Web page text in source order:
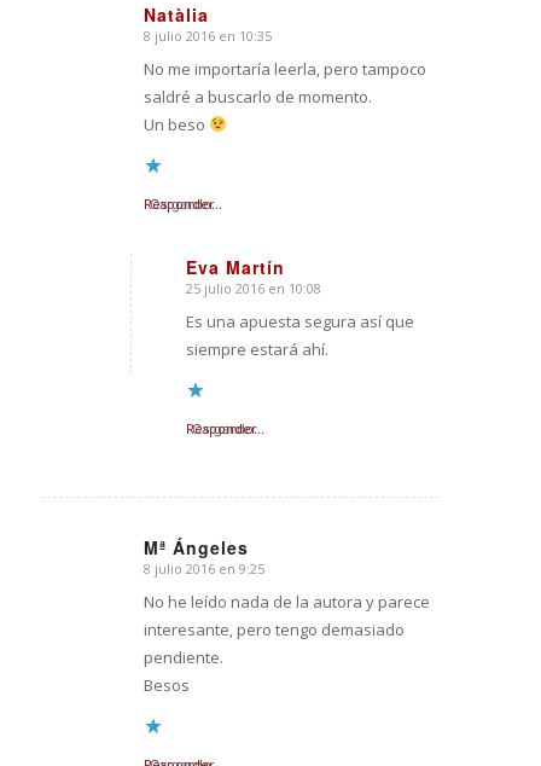
Natàlia
Dice:
8 julio 2016 en 10:35
No me importaría leerla, pero tampoco
saldré a buscarlo de momento.
Un beso
Cargando...
Responder
Eva Martín
Dice:
25 julio 2016 en 10:08
Es una apuesta segura así que
siempre estará ahí.
Cargando...
Responder
Mª Ángeles
Dice:
8 julio 2016 en 9:25
No he leído nada de la autora y parece
interesante, pero tengo demasiado
pendiente.
Besos